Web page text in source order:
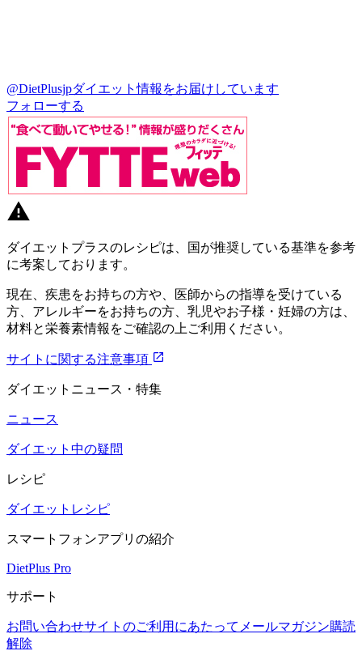
@DietPlusjpダイエット情報をお届けしています
フォローする
ダイエットプラスのレシピは、国が推奨している基準を参考
に考案しております。
現在、疾患をお持ちの方や、医師からの指導を受けている
方、アレルギーをお持ちの方、乳児やお子様・妊婦の方は、
材料と栄養素情報をご確認の上ご利用ください。
サイトに関する注意事項
ダイエットニュース・特集
ニュース
ダイエット中の疑問
レシピ
ダイエットレシピ
スマートフォンアプリの紹介
DietPlus Pro
サポート
お問い合わせサイトのご利用にあたって メールマガジン購読
解除